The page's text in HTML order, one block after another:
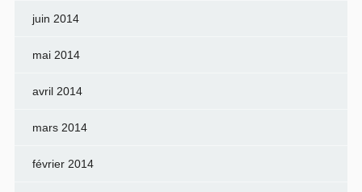
juin 2014
mai 2014
avril 2014
mars 2014
février 2014